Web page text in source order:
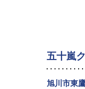
五十嵐
旭川市東